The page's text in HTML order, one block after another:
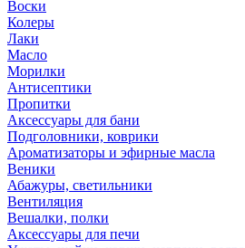
Воски
Колеры
Лаки
Масло
Морилки
Антисептики
Пропитки
Аксессуары для бани
Подголовники, коврики
Ароматизаторы и эфирные масла
Веники
Абажуры, светильники
Вентиляция
Вешалки, полки
Аксессуары для печи